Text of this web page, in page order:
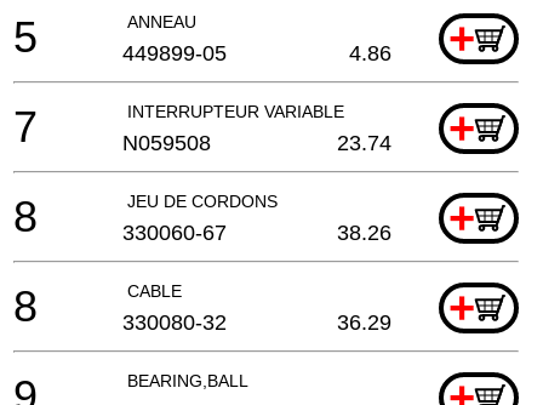
ANNEAU +
5 449899-05 4.86
INTERRUPTEUR VARIABLE +
7 N059508 23.74
JEU DE CORDONS +
8 330060-67 38.26
CABLE +
8 330080-32 36.29
BEARING,BALL